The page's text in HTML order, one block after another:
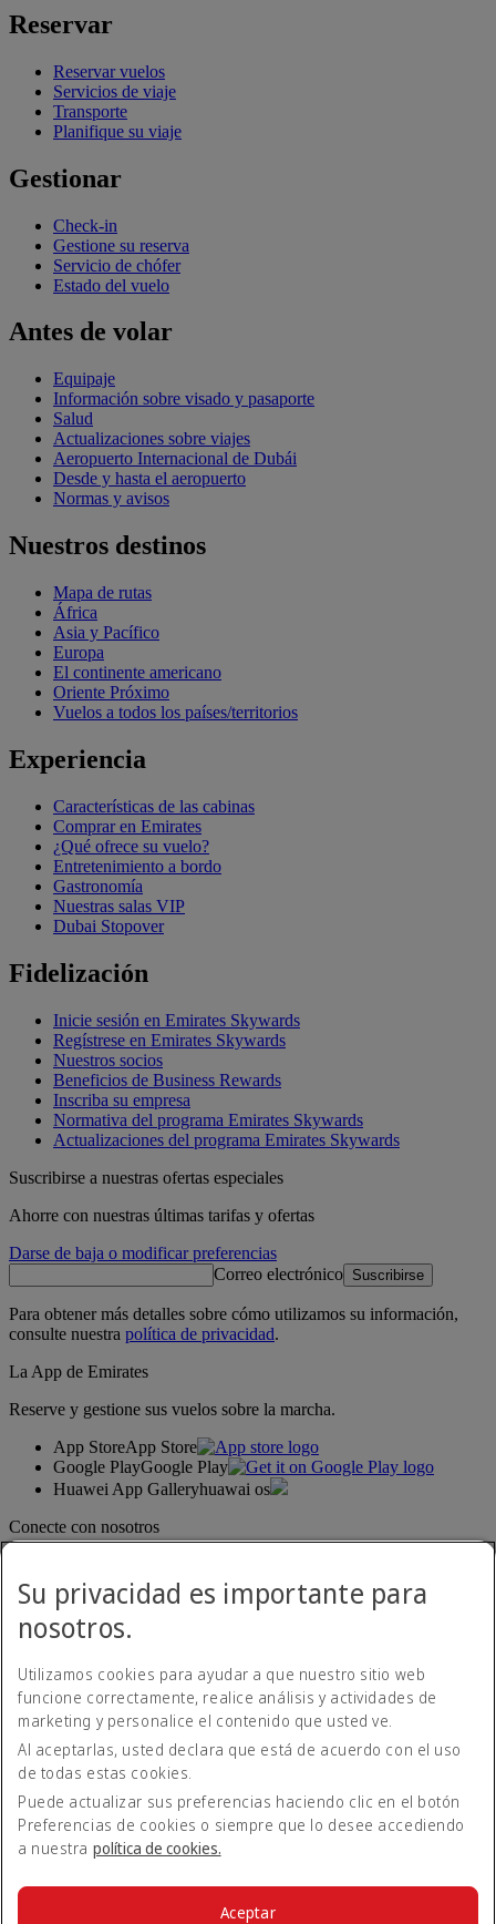
Reservar
Reservar vuelos
Servicios de viaje
Transporte
Planifique su viaje
Gestionar
Check-in
Gestione su reserva
Servicio de chófer
Estado del vuelo
Antes de volar
Equipaje
Información sobre visado y pasaporte
Salud
Actualizaciones sobre viajes
Aeropuerto Internacional de Dubái
Desde y hasta el aeropuerto
Normas y avisos
Nuestros destinos
Mapa de rutas
África
Asia y Pacífico
Europa
El continente americano
Oriente Próximo
Vuelos a todos los países/territorios
Experiencia
Características de las cabinas
Comprar en Emirates
¿Qué ofrece su vuelo?
Entretenimiento a bordo
Gastronomía
Nuestras salas VIP
Dubai Stopover
Fidelización
Inicie sesión en Emirates Skywards
Regístrese en Emirates Skywards
Nuestros socios
Beneficios de Business Rewards
Inscriba su empresa
Normativa del programa Emirates Skywards
Actualizaciones del programa Emirates Skywards
Suscribirse a nuestras ofertas especiales
Ahorre con nuestras últimas tarifas y ofertas
Darse de baja o modificar preferencias
Correo electrónico Suscribirse
Para obtener más detalles sobre cómo utilizamos su información,
consulte nuestra política de privacidad.
La App de Emirates
Reserve y gestione sus vuelos sobre la marcha.
App StoreApp Store
Google PlayGoogle Play
Huawei App Galleryhuawai os
Conecte con nosotros
Declaración de accesibilidad
Contacte con nosotros
Política de privacidad
Condiciones generales
Política de cookies
Ciberseguridad
Su privacidad es importante para
nosotros.
Utilizamos cookies para ayudar a que nuestro sitio web
funcione correctamente, realice análisis y actividades de
marketing y personalice el contenido que usted ve.
Al aceptarlas, usted declara que está de acuerdo con el uso
de todas estas cookies.
Puede actualizar sus preferencias haciendo clic en el botón
Preferencias de cookies o siempre que lo desee accediendo
a nuestra política de cookies.
Aceptar